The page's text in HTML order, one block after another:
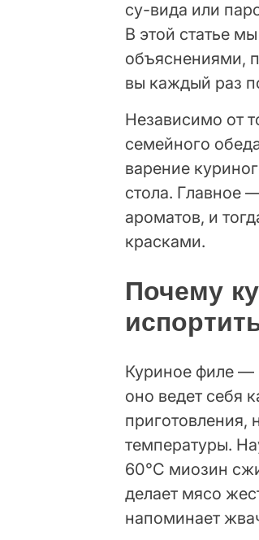
су-вида или
В этой статье
объяснениями,
вы каждый раз
Независимо от
семейного
варение
стола. Главное
ароматов, и
красками.
Почему
Куриное филе —
оно ведет себя
приготовления,
температуры.
60°C миозин
делает мясо
напоминает